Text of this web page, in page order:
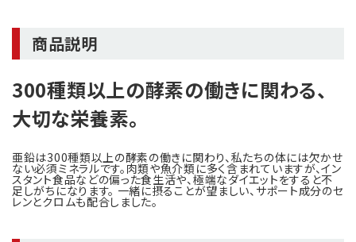
商品説明
300種類以上の酵素の働きに関わる、
大切な栄養素。
亜鉛は300種類以上の酵素の働きに関わり、私たちの体には欠かせ
ない必須ミネラルです。肉類や魚介類に多く含まれていますが、イン
スタント食品などの偏った食生活や、極端なダイエットをすると不
足しがちになります。 一緒に摂ることが望ましい、サポート成分のセ
レンとクロムも配合しました。